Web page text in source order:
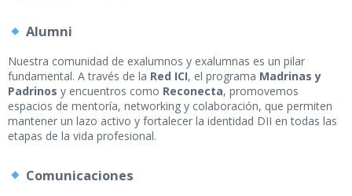
Alumni
Nuestra comunidad de exalumnos y exalumnas es un pilar
fundamental. A través de la Red ICI, el programa Madrinas y
Padrinos y encuentros como Reconecta, promovemos
espacios de mentoría, networking y colaboración, que permiten
mantener un lazo activo y fortalecer la identidad DII en todas las
etapas de la vida profesional.
Comunicaciones